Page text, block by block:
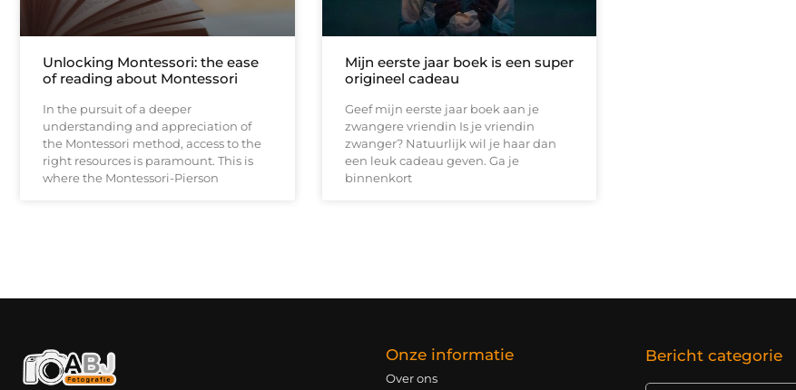
Unlocking Montessori: the ease
of reading about Montessori
In the pursuit of a deeper
understanding and appreciation of
the Montessori method, access to the
right resources is paramount. This is
where the Montessori-Pierson
Mijn eerste jaar boek is een super
origineel cadeau
Geef mijn eerste jaar boek aan je
zwangere vriendin Is je vriendin
zwanger? Natuurlijk wil je haar dan
een leuk cadeau geven. Ga je
binnenkort
Onze informatie
Over ons
Bericht categorie